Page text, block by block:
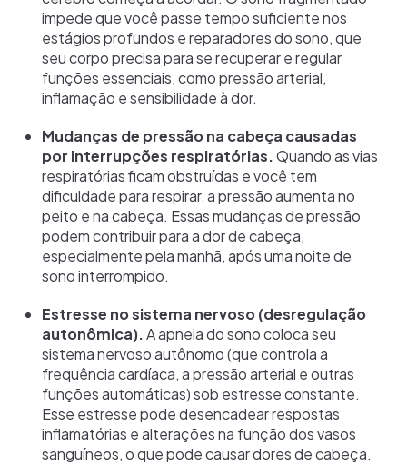
impede que você passe tempo suficiente nos
estágios profundos e reparadores do sono, que
seu corpo precisa para se recuperar e regular
funções essenciais, como pressão arterial,
inflamação e sensibilidade à dor.
Mudanças de pressão na cabeça causadas
por interrupções respiratórias.Quando as vias
respiratórias ficam obstruídas e você tem
dificuldade para respirar, a pressão aumenta no
peito e na cabeça. Essas mudanças de pressão
podem contribuir para a dor de cabeça,
especialmente pela manhã, após uma noite de
sono interrompido.
Estresse no sistema nervoso (desregulação
autonômica).A apneia do sono coloca seu
sistema nervoso autônomo (que controla a
frequência cardíaca, a pressão arterial e outras
funções automáticas) sob estresse constante.
Esse estresse pode desencadear respostas
inflamatórias e alterações na função dos vasos
sanguíneos, o que pode causar dores de cabeça.